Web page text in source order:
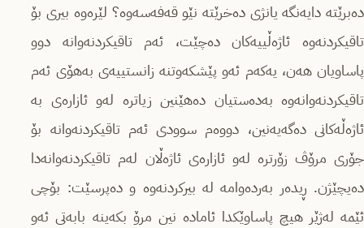
دەبرێتە دایەنگە یانژی دەخرێتە نێو قەفەسەوە؟ لێرەوە بیری بۆ
تاقیکردنەوە ئاژەڵییەکان دەچێت، ئەم تاقیکردنەوانە دوو
پاساویان هەن، یەکەم ئەو پێشکەوتنە زانستییەی بەهۆی ئەم
تاقیکردنەوانەوە بەدەستیان دەهێنین زیاترە لەو ئازارەی بە
ئاژەڵەکانی دەگەیەنین، دووەم سوودی ئەم تاقیکردنەوانە بۆ
جۆری مرۆڤ زۆرترە لەو ئازارەی ئاژەڵان لەم تاقیکردنەوانەدا
دەیچێژن. ڕیدەر بەردەوامە لە بیرکردنەوە و دەپرسێت: بۆچی
ئێمە لەژێر هیچ پاساوێکدا ئامادە نین مرۆ بکەینە بابەتی ئەو